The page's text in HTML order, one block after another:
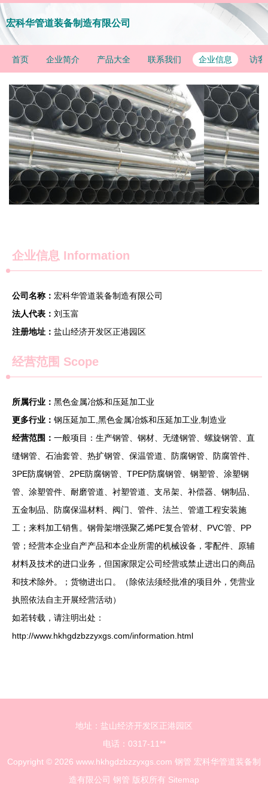
宏科华管道装备制造有限公司
首页 企业简介 产品大全 联系我们 企业信息 访客
企业信息 Information
公司名称： 宏科华管道装备制造有限公司
法人代表： 刘玉富
注册地址： 盐山经济开发区正港园区
经营范围 Scope
所属行业： 黑色金属冶炼和压延加工业
更多行业： 钢压延加工,黑色金属冶炼和压延加工业,制造业
经营范围： 一般项目：生产钢管、钢材、无缝钢管、螺旋钢管、直
缝钢管、石油套管、热扩钢管、保温管道、防腐钢管、防腐管件、
3PE防腐钢管、2PE防腐钢管、TPEP防腐钢管、钢塑管、涂塑钢
管、涂塑管件、耐磨管道、衬塑管道、支吊架、补偿器、钢制品、
五金制品、防腐保温材料、阀门、管件、法兰、管道工程安装施
工；来料加工销售。钢骨架增强聚乙烯PE复合管材、PVC管、PP
管；经营本企业自产产品和本企业所需的机械设备，零配件、原辅
材料及技术的进口业务，但国家限定公司经营或禁止进出口的商品
和技术除外。；货物进出口。（除依法须经批准的项目外，凭营业
执照依法自主开展经营活动）
如若转载，请注明出处：
http://www.hkhgdzbzzyxgs.com/information.html
地址：盐山经济开发区正港园区
电话：0317-11**
Copyright © 2026 www.hkhgdzbzzyxgs.com 钢管 宏科华管道装备制
造有限公司 钢管 版权所有 Sitemap